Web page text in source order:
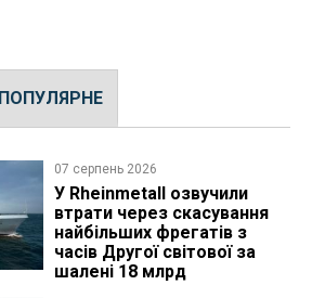
ПОПУЛЯРНЕ
07 серпень 2026
У Rheinmetall озвучили
втрати через скасування
найбільших фрегатів з
часів Другої світової за
шалені 18 млрд